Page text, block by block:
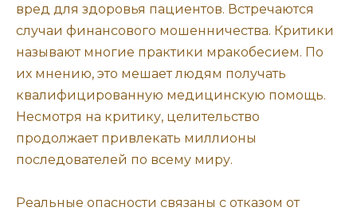
вред для здоровья пациентов. Встречаются
случаи финансового мошенничества. Критики
называют многие практики мракобесием. По
их мнению, это мешает людям получать
квалифицированную медицинскую помощь.
Несмотря на критику, целительство
продолжает привлекать миллионы
последователей по всему миру.
Реальные опасности связаны с отказом от